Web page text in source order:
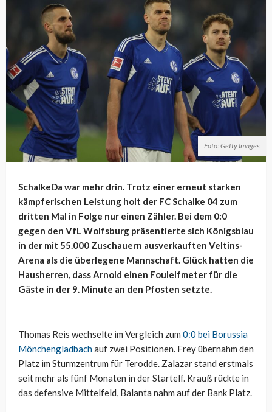
Foto: Getty Images
SchalkeDa war mehr drin. Trotz einer erneut starken
kämpferischen Leistung holt der FC Schalke 04 zum
dritten Mal in Folge nur einen Zähler. Bei dem 0:0
gegen den VfL Wolfsburg präsentierte sich Königsblau
in der mit 55.000 Zuschauern ausverkauften Veltins-
Arena als die überlegene Mannschaft. Glück hatten die
Hausherren, dass Arnold einen Foulelfmeter für die
Gäste in der 9. Minute an den Pfosten setzte.
Thomas Reis wechselte im Vergleich zum 0:0 bei Borussia
Mönchengladbachauf zwei Positionen. Frey übernahm den
Platz im Sturmzentrum für Terodde. Zalazar stand erstmals
seit mehr als fünf Monaten in der Startelf. Krauß rückte in
das defensive Mittelfeld, Balanta nahm auf der Bank Platz.